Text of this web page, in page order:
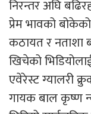
निरन्तर अघि
प्रेम भावको
कठायत र नताशा
खिचेको
एवेरेस्ट ग्यालरी
गायक बाल कृष्ण